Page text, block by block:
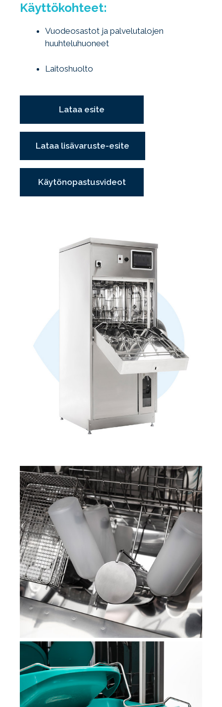
Käyttökohteet:
Vuodeosastot ja palvelutalojen
huuhteluhuoneet
Laitoshuolto
Lataa esite
Lataa lisävaruste-esite
Käytönopastusvideot